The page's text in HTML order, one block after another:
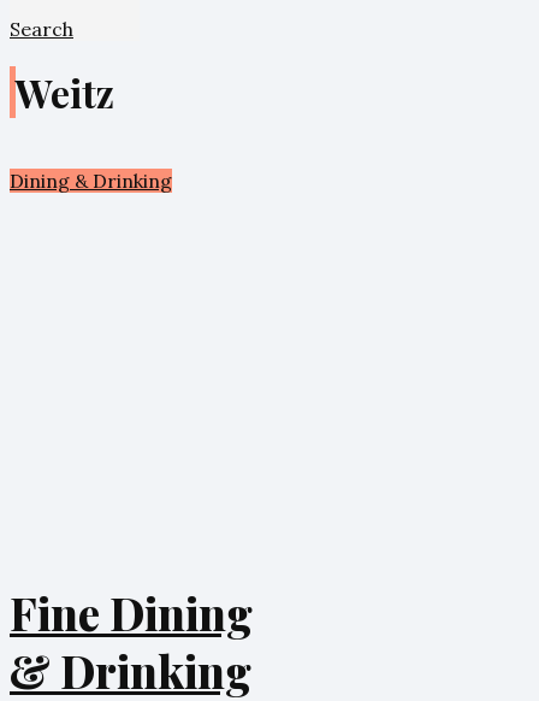
Search
Weitz
Dining & Drinking
Fine Dining
& Drinking